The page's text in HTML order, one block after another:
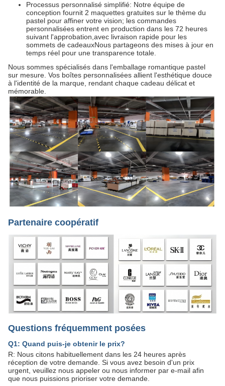
Processus personnalisé simplifié: Notre équipe de
conception fournit 2 maquettes gratuites sur le thème du
pastel pour affiner votre vision; les commandes
personnalisées entrent en production dans les 72 heures
suivant l'approbation,avec livraison rapide pour les
sommets de cadeauxNous partageons des mises à jour en
temps réel pour une transparence totale.
Nous sommes spécialisés dans l'emballage romantique pastel
sur mesure. Vos boîtes personnalisées allient l'esthétique douce
à l'identité de la marque, rendant chaque cadeau délicat et
mémorable.
Partenaire coopératif
Questions fréquemment posées
Q1: Quand puis-je obtenir le prix?
R: Nous citons habituellement dans les 24 heures après
réception de votre demande. Si vous avez besoin d'un prix
urgent, veuillez nous appeler ou nous informer par e-mail afin
que nous puissions prioriser votre demande.